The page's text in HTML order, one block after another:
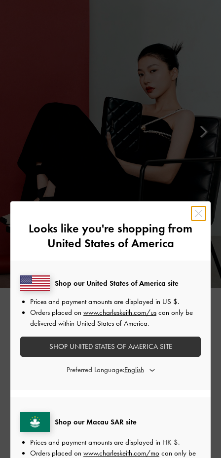
UNA
@unayanggg
準備前往高級餐廳度過浪漫約會夜，除了細高跟鞋，
裙擺盪間露出，女伶般的婀娜身影讓另一半更加期待
通勤必備：
收藏定情禮盒
Looks like you're shopping from
United States of America
Shop our Macau SAR site
Prices and payment amounts are displayed in HK $.
Orders placed on www.charleskeith.com/mo can only be
Shop our United States of America site
Prices and payment amounts are displayed in US $.
Orders placed on www.charleskeith.com/us can only be
delivered within United States of America.
SHOP UNITED STATES OF AMERICA SITE
Preferred Language: